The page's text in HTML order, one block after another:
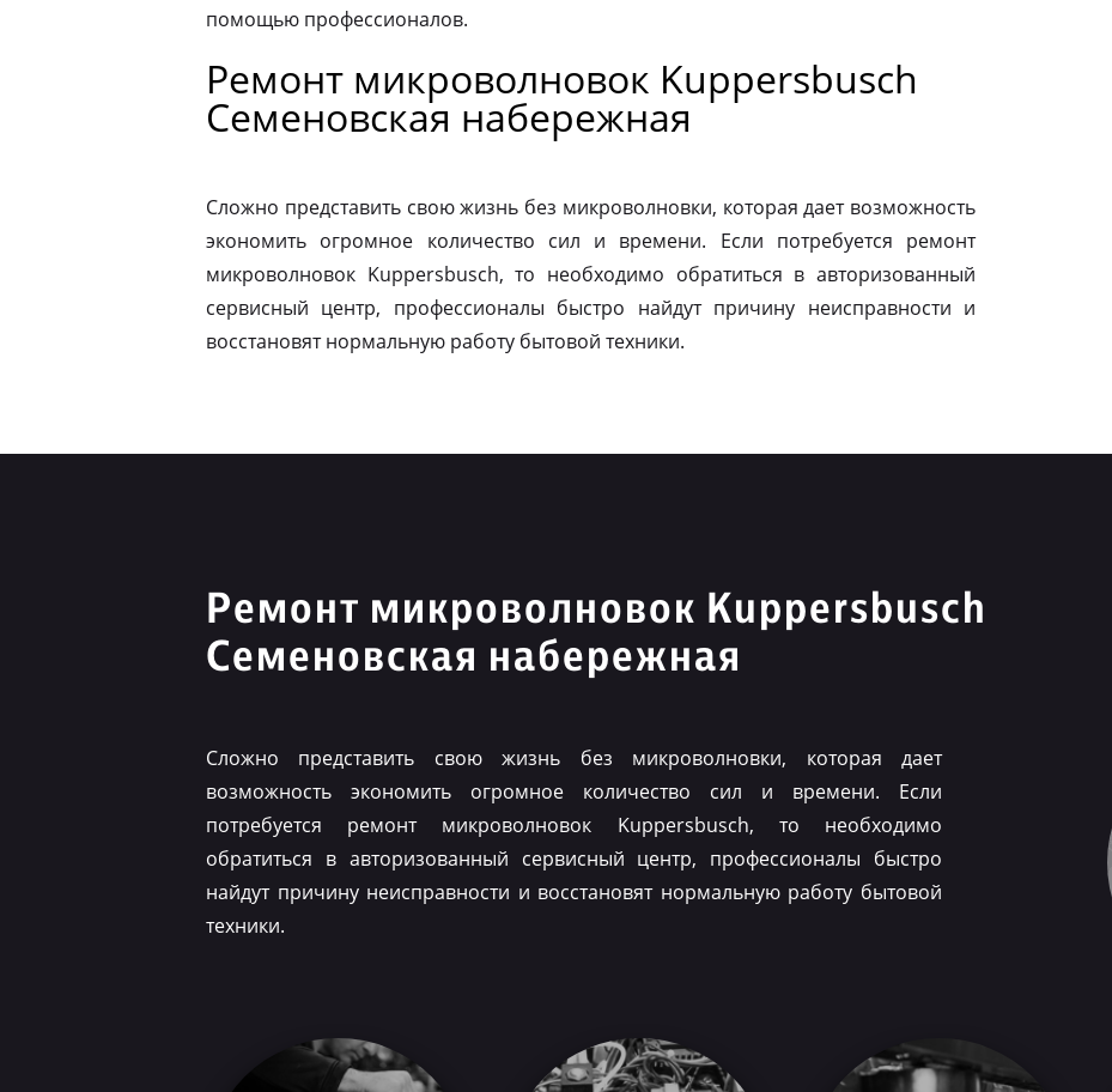
помощью профессионалов.
Ремонт микроволновок Kuppersbusch
Семеновская набережная
Сложно представить свою жизнь без микроволновки, которая дает возможность
экономить огромное количество сил и времени. Если потребуется ремонт
микроволновок Kuppersbusch, то необходимо обратиться в авторизованный
сервисный центр, профессионалы быстро найдут причину неисправности и
восстановят нормальную работу бытовой техники.
Ремонт микроволновок Kuppersbusch
Семеновская набережная
Сложно представить свою жизнь без микроволновки, которая дает
возможность экономить огромное количество сил и времени. Если
потребуется ремонт микроволновок Kuppersbusch, то необходимо
обратиться в авторизованный сервисный центр, профессионалы быстро
найдут причину неисправности и восстановят нормальную работу бытовой
техники.